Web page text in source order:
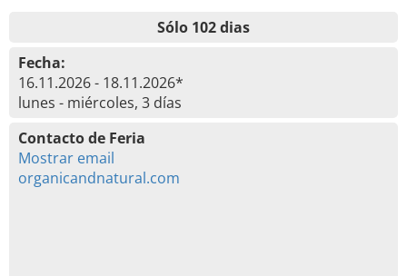
Sólo 102 dias
Fecha:
16.11.2026 - 18.11.2026*
lunes - miércoles, 3 días
Contacto de Feria
Mostrar email
organicandnatural.com